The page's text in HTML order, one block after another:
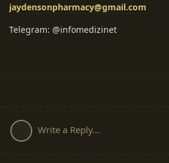
jaydensonpharmacy@gmail.com
Telegram: @infomedizinet
Write a Reply...